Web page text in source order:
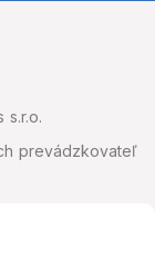
s.r.o.
prevádzkovateľ